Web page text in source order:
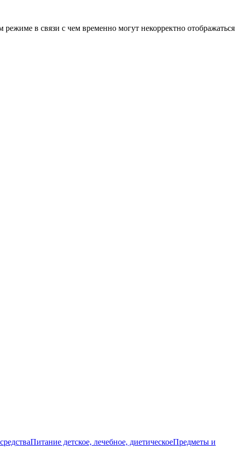
в связи с чем временно могут некорректно отображаться
Питание детское, лечебное, диетическоеПредметы и